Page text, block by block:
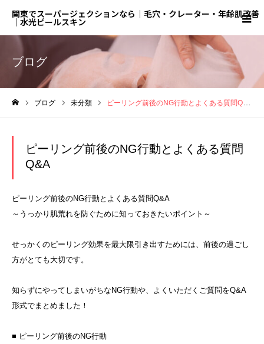
関東でスーパージェクションなら｜毛穴・クレーター・年齢肌改善
｜水光ピールスキン
ブログ
ブログ 未分類 ピーリング前後のNG行動とよくある質問Q&A
ピーリング前後のNG行動とよくある質問
Q&A
ピーリング前後のNG行動とよくある質問Q&A
～うっかり肌荒れを防ぐために知っておきたいポイント～
せっかくのピーリング効果を最大限引き出すためには、前後の過ごし
方がとても大切です。
知らずにやってしまいがちなNG行動や、よくいただくご質問をQ&A
形式でまとめました！
■ ピーリング前後のNG行動